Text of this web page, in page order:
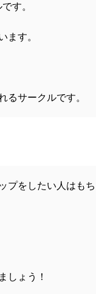
す。
ます。
るサークルです。
プをしたい人はも
しょう！